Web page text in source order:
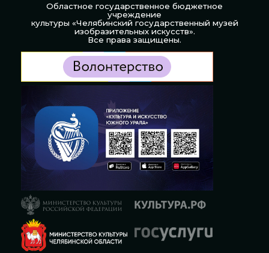
Областное государственное бюджетное
учреждение
культуры «Челябинский государственный музей
изобразительных искусств».
Все права защищены.